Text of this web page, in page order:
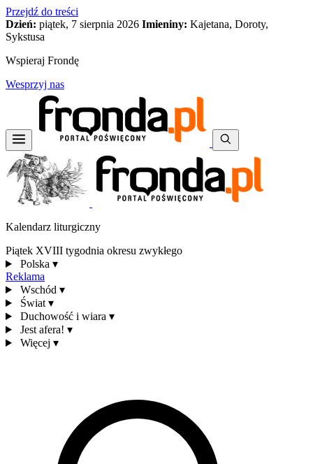
Przejdź do treści
Dzień: piątek, 7 sierpnia 2026 Imieniny: Kajetana, Doroty,
Sykstusa
Wspieraj Frondę
Wesprzyj nas
Kalendarz liturgiczny
Piątek XVIII tygodnia okresu zwykłego
Polska ▾
Reklama
Wschód ▾
Świat ▾
Duchowość i wiara ▾
Jest afera! ▾
Więcej ▾